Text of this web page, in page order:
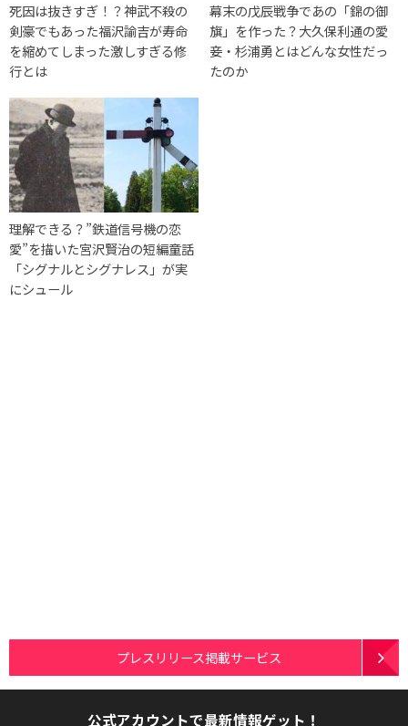
死因は抜きすぎ！？神武不殺の
剣豪でもあった福沢諭吉が寿命
を縮めてしまった激しすぎる修
行とは
幕末の戊辰戦争であの「錦の御
旗」を作った？大久保利通の愛
妾・杉浦勇とはどんな女性だっ
たのか
理解できる？”鉄道信号機の恋
愛”を描いた宮沢賢治の短編童話
「シグナルとシグナレス」が実
にシュール
プレスリリース掲載サービス
公式アカウントで最新情報ゲット！